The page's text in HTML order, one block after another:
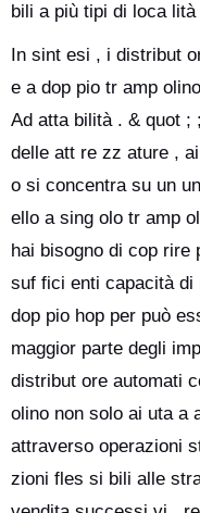
bili a più tipi di loca lità
In sint esi , i distribut
e a dop pio tr amp
Ad atta bilità . & quot ;
delle att re zz ature ,
o si concentra su un
ello a sing olo tr amp
hai bisogno di cop rire
suf fici enti capacità di
dop pio hop per può
maggior parte degli
distribut ore automati
olino non solo ai uta a
attraverso operazioni
zioni fles si bili alle